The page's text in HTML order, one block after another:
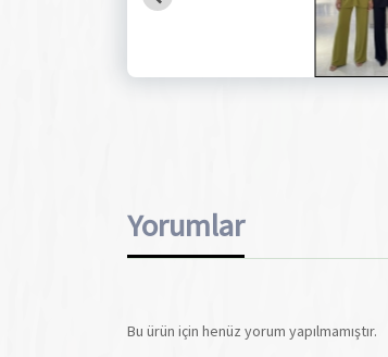
Yorumlar
Bu ürün için henüz yorum yapılmamıştır.